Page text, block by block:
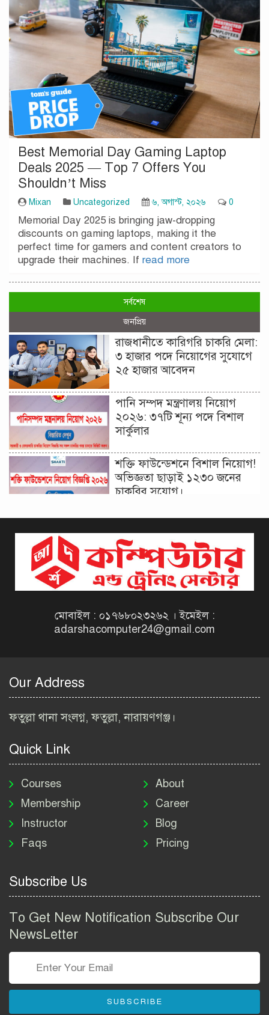
Best Memorial Day Gaming Laptop
Deals 2025 — Top 7 Offers You
Shouldn’t Miss
Mixan Uncategorized ৬, অগাস্ট, ২০২৬ 0
Memorial Day 2025 is bringing jaw-dropping
discounts on gaming laptops, making it the
perfect time for gamers and content creators to
upgrade their machines. If read more
সর্বশেষ
জনপ্রিয়
রাজধানীতে কারিগরি চাকরি মেলা:
৩ হাজার পদে নিয়োগের সুযোগে
২৫ হাজার আবেদন
পানি সম্পদ মন্ত্রণালয় নিয়োগ
২০২৬: ৩৭টি শূন্য পদে বিশাল
সার্কুলার
শক্তি ফাউন্ডেশনে বিশাল নিয়োগ!
অভিজ্ঞতা ছাড়াই ১২৩০ জনের
চাকরির সুযোগ।
বিজ্ঞপ্তি ২০২৬ | Taxes Zone
Dinajpur Job Circular 2026
বেসরকারি সংস্থা সেতু (SETU)
Job Circular 2026
২০২৬ | BIWTA Job Circular
নিয়োগ বিজ্ঞপ্তি ২০২৬ | DNC
Job Circular 2026
পাসপোর্ট করতে কি কি লাগে
২০২৬ | ই-পাসপোর্ট আবেদন ও
Group Job Circular 2026
তথ্য অধিদপ্তর নিয়োগ বিজ্ঞপ্তি
মোবাইল : ০১৭৬৮০২৩২৬২ । ইমেইল :
adarshacomputer24@gmail.com
Our Address
ফতুল্লা থানা সংলগ্ন, ফতুল্লা, নারায়ণগঞ্জ।
Quick Link
Courses
Membership
Instructor
Faqs
About
Career
Blog
Pricing
Subscribe Us
To Get New Notification Subscribe Our
NewsLetter
SUBSCRIBE